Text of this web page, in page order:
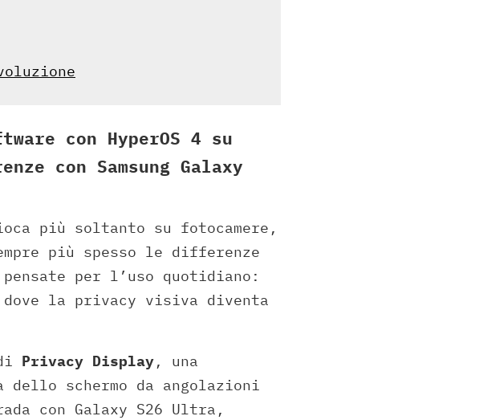
con HyperOS 4 su
con Samsung Galaxy
più soltanto su fotocamere,
più spesso le differenze
per l’uso quotidiano:
la privacy visiva diventa
Privacy Display, una
schermo da angolazioni
con Galaxy S26 Ultra,